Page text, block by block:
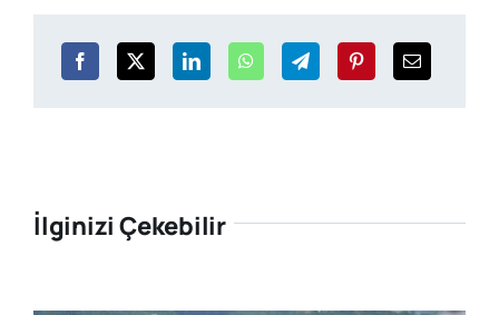
İlginizi Çekebilir